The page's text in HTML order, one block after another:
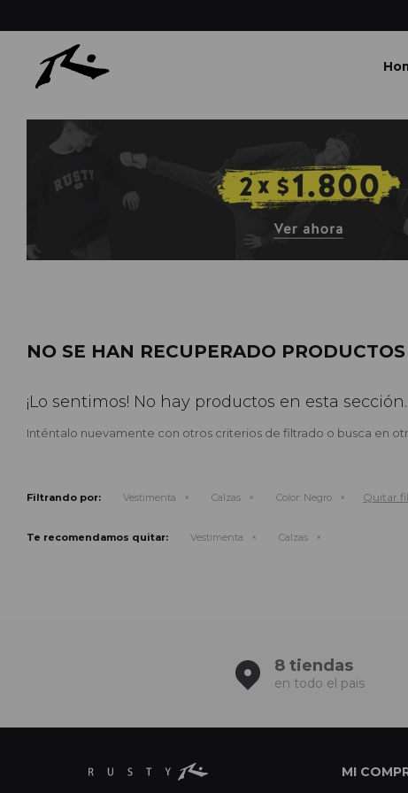
NO SE HAN RECUPERADO PRODUCTOS
¡Lo sentimos! No hay productos en esta sección.
Inténtalo nuevamente con otros criterios de filtrado o busca en
Filtrando por: Vestimenta Calzas Color: Negro Quitar
Te recomendamos quitar: Vestimenta Calzas
8 tiendas
en todo el pais
MI